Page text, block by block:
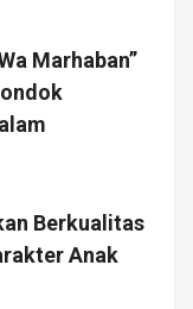
Marhaban”
Berkualitas
Anak